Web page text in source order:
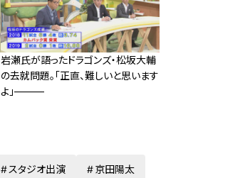
岩瀬氏が語ったドラゴンズ・松坂大輔
の去就問題。「正直、難しいと思います
よ」―――
スタジオ出演 京田陽太